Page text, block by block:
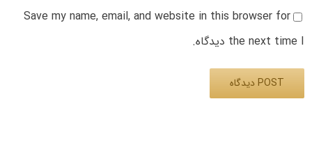
Save my name, email, and website in this browser for
the next time I دیدگاه.